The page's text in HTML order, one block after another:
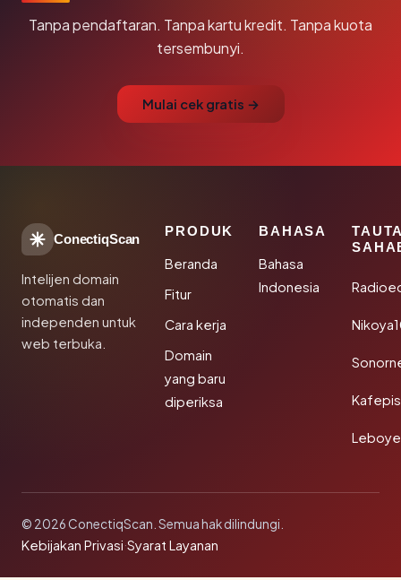
Tanpa pendaftaran. Tanpa kartu kredit. Tanpa kuota
tersembunyi.
Mulai cek gratis →
ConectiqScan
Intelijen domain
otomatis dan
independen untuk
web terbuka.
PRODUK
Beranda
Fitur
Cara kerja
Domain
yang baru
diperiksa
BAHASA
Bahasa
Indonesia
© 2026 ConectiqScan. Semua hak dilindungi.
Kebijakan Privasi·Syarat Layanan